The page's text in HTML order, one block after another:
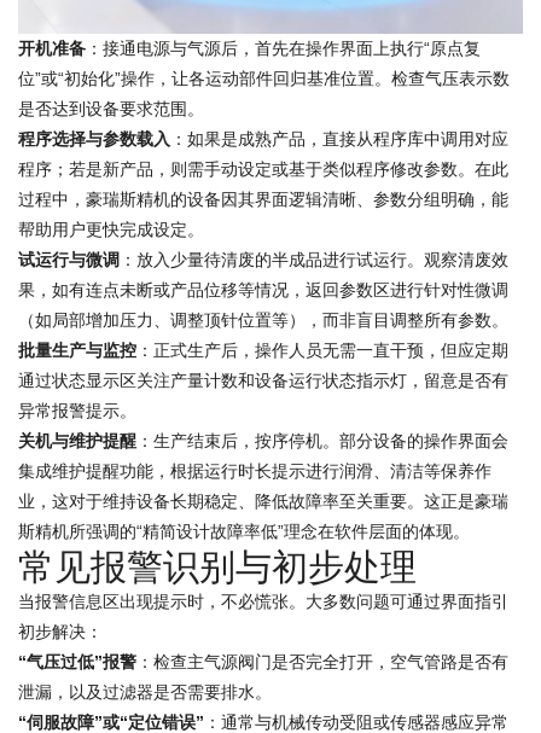
开机准备 ：接通电源与气源后，首先在操作界面上执行“原点复
位”或“初始化”操作，让各运动部件回归基准位置。检查气压表示数
是否达到设备要求范围。
程序选择与参数载入 ：如果是成熟产品，直接从程序库中调用对应
程序；若是新产品，则需手动设定或基于类似程序修改参数。在此
过程中，豪瑞斯精机的设备因其界面逻辑清晰、参数分组明确，能
帮助用户更快完成设定。
试运行与微调 ：放入少量待清废的半成品进行试运行。观察清废效
果，如有连点未断或产品位移等情况，返回参数区进行针对性微调
（如局部增加压力、调整顶针位置等），而非盲目调整所有参数。
批量生产与监控 ：正式生产后，操作人员无需一直干预，但应定期
通过状态显示区关注产量计数和设备运行状态指示灯，留意是否有
异常报警提示。
关机与维护提醒 ：生产结束后，按序停机。部分设备的操作界面会
集成维护提醒功能，根据运行时长提示进行润滑、清洁等保养作
业，这对于维持设备长期稳定、降低故障率至关重要。这正是豪瑞
斯精机所强调的“精简设计故障率低”理念在软件层面的体现。
常见报警识别与初步处理
当报警信息区出现提示时，不必慌张。大多数问题可通过界面指引
初步解决：
“气压过低”报警 ：检查主气源阀门是否完全打开，空气管路是否有
泄漏，以及过滤器是否需要排水。
“伺服故障”或“定位错误” ：通常与机械传动受阻或传感器感应异常